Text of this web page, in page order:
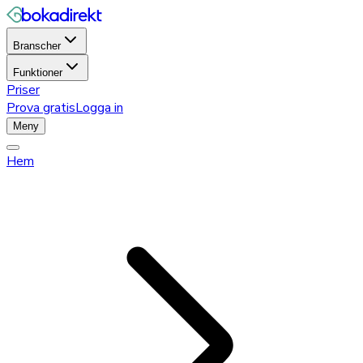
Branscher
Funktioner
Priser
Prova gratisLogga in
Meny
Hem